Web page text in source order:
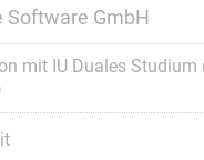
Software GmbH
mit IU Duales Studium